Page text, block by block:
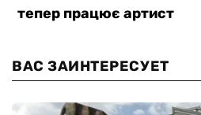
ВАС ЗАИНТЕРЕСУЕТ